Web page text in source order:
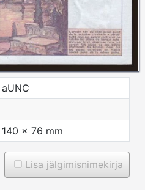
aUNC
140 x 76 mm
Lisa jälgimisnimekirja